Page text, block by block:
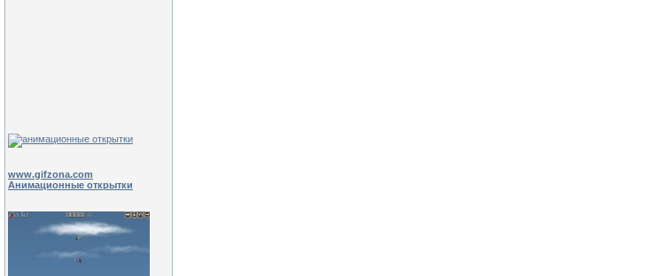
www.gifzona.com
Анимационные открытки